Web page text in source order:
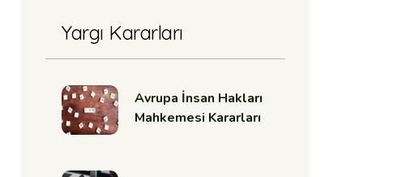
Yargı Kararları
Avrupa İnsan Hakları
Mahkemesi Kararları